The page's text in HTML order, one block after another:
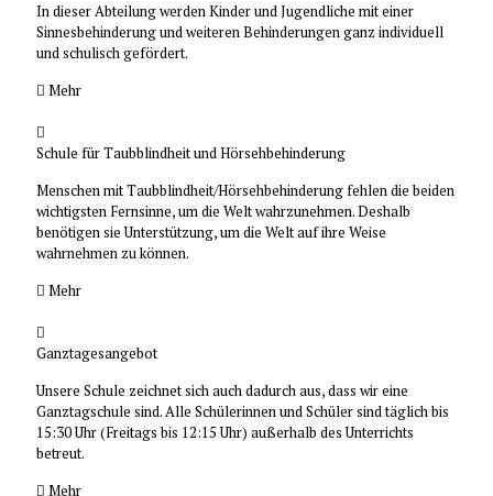
In dieser Abteilung werden Kinder und Jugendliche mit einer
Sinnesbehinderung und weiteren Behinderungen ganz individuell
und schulisch gefördert.
Mehr
Schule für Taubblindheit und Hörsehbehinderung
Menschen mit Taubblindheit/Hörsehbehinderung fehlen die beiden
wichtigsten Fernsinne, um die Welt wahrzunehmen. Deshalb
benötigen sie Unterstützung, um die Welt auf ihre Weise
wahrnehmen zu können.
Mehr
Ganztagesangebot
Unsere Schule zeichnet sich auch dadurch aus, dass wir eine
Ganztagschule sind. Alle Schülerinnen und Schüler sind täglich bis
15:30 Uhr (Freitags bis 12:15 Uhr) außerhalb des Unterrichts
betreut.
Mehr